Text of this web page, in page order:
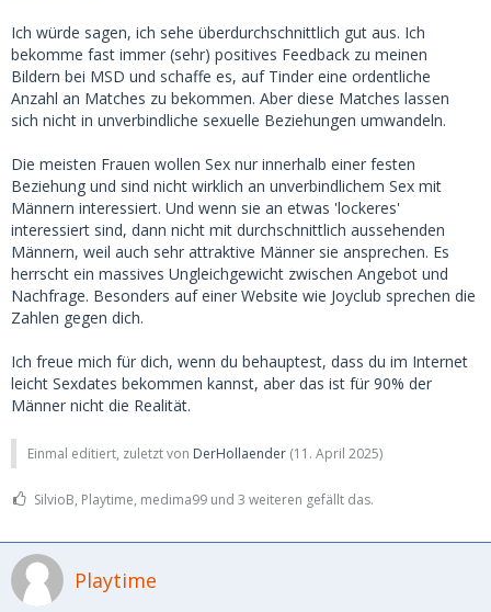
Ich würde sagen, ich sehe überdurchschnittlich gut aus. Ich
bekomme fast immer (sehr) positives Feedback zu meinen
Bildern bei MSD und schaffe es, auf Tinder eine ordentliche
Anzahl an Matches zu bekommen. Aber diese Matches lassen
sich nicht in unverbindliche sexuelle Beziehungen umwandeln.
Die meisten Frauen wollen Sex nur innerhalb einer festen
Beziehung und sind nicht wirklich an unverbindlichem Sex mit
Männern interessiert. Und wenn sie an etwas 'lockeres'
interessiert sind, dann nicht mit durchschnittlich aussehenden
Männern, weil auch sehr attraktive Männer sie ansprechen. Es
herrscht ein massives Ungleichgewicht zwischen Angebot und
Nachfrage. Besonders auf einer Website wie Joyclub sprechen die
Zahlen gegen dich.
Ich freue mich für dich, wenn du behauptest, dass du im Internet
leicht Sexdates bekommen kannst, aber das ist für 90% der
Männer nicht die Realität.
Einmal editiert, zuletzt von DerHollaender (11. April 2025)
SilvioB, Playtime, medima99 und 3 weiteren gefällt das.
Playtime